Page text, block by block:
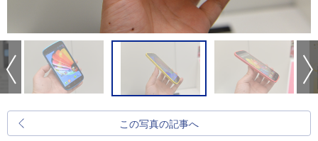
この写真の記事へ